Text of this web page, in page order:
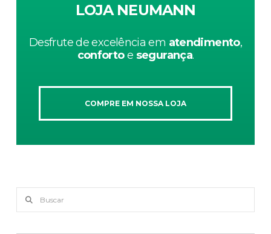
LOJA NEUMANN
Desfrute de excelência em atendimento,
confortoe segurança.
COMPRE EM NOSSA LOJA